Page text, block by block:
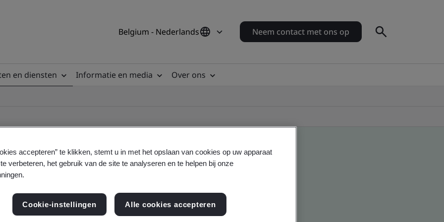
Belgium - Nederlands Neem contact met ons op
en diensten Informatie en media
Over ons
- Validation and Verification
accepteren” te klikken, stemt u in met het opslaan van cookies op uw apparaat
verbeteren, het gebruik van de site te analyseren en te helpen bij onze
Cookie-instellingen Alle cookies accepteren